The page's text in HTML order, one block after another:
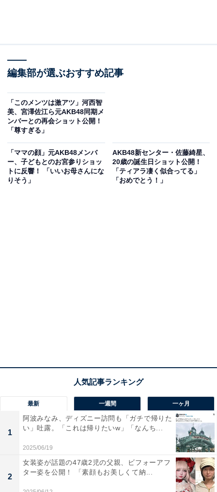
編集部が選ぶおすすめ記事
「このメンツは激アツ」河西智
美、宮澤佐江ら元AKB48同期メ
ンバーとの再会ショット公開！
「尊すぎる」
「ママの顔」元AKB48メンバ
ー、子どもとのお宮参りショッ
トに反響！ 「いいお母さんにな
りそう」
AKB48新センター・佐藤綺星、
20歳の誕生日ショット公開！
「ティアラ凄く似合ってる」
「おめでとう！」
最新 一週間 一ヶ月
1
阿波みなみ、ディズニー訪問も「ガチで帰りた
い」吐露。「これは帰りたいw」「なんち...
2025/06/19
2
女装姿が話題の47歳2児の父親、ビフォーアフ
ター姿を公開！ 「素顔もお美しくて納...